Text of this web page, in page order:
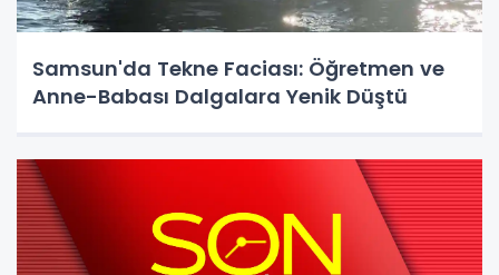
Samsun'da Tekne Faciası: Öğretmen ve
Anne-Babası Dalgalara Yenik Düştü